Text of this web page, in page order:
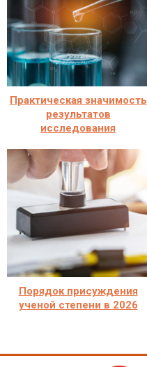
Практическая значимость
результатов
исследования
Порядок присуждения
ученой степени в 2026